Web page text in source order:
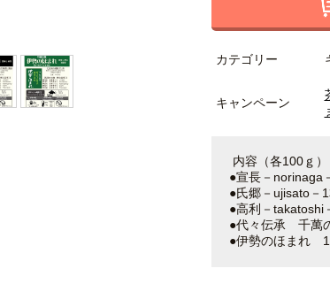
カテゴリー
キャンペーン
内容（各100ｇ）
●宣長－norinaga
●氏郷－ujisato－
●高利－takatoshi
●代々伝承 千萬
●伊勢のほまれ 1